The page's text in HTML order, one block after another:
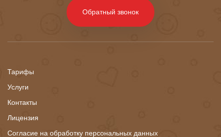
Обратный звонок
Тарифы
Услуги
Контакты
Лицензия
Согласие на обработку персональных данных